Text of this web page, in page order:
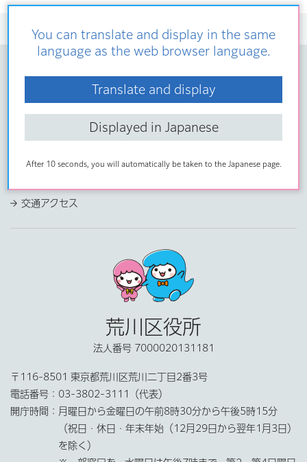
You can translate and display in the same
language as the web browser language.
Translate and display
Displayed in Japanese
After 10 seconds, you will automatically be taken to the Japanese page.
> 区長の部屋 > 区長記者会見> 令和6年度
ページの先頭へ
サイトマップ
交通アクセス
荒川区役所
法人番号 7000020131181
〒116-8501 東京都荒川区荒川二丁目2番3号
電話番号： 03-3802-3111（代表）
開庁時間： 月曜日から金曜日の午前8時30分から午後5時15分
（祝日・休日・年末年始（12月29日から翌年1月3日）
を除く）